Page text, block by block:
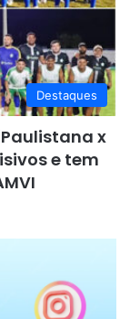
Destaques
´Paulistana x
e tem